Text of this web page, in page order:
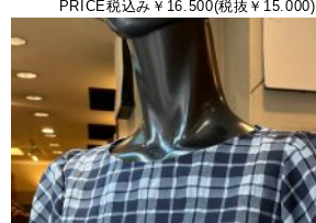
PRICE税込み￥16.500(税抜￥15.000)